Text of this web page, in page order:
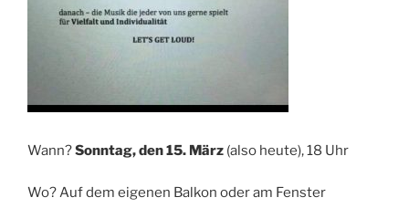
Wann?Sonntag, den 15. März (also heute), 18 Uhr
Wo? Auf dem eigenen Balkon oder am Fenster